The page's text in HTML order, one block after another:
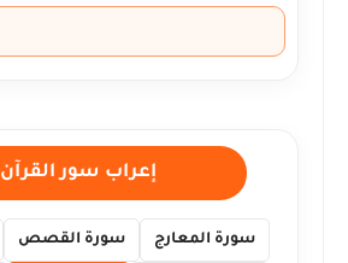
إعراب سور القرآن
سورة المعارج سورة القصص